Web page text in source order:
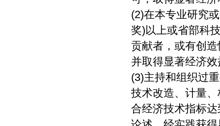
(2)在本专业研究
奖)以上或省部科
贡献者，或有创
并取得显著经济
(3)主持和组织过
技术改造、计量
合经济技术指标